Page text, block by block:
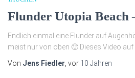
Flunder Utopia Beach
Endlich einmal eine Flunder auf
meist nur von oben 🙂 Dieses Video
Von Jens Fiedler, vor 10 Jahren